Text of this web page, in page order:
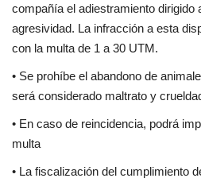
compañía el adiestramiento
agresividad. La infracción a esta
con la multa de 1 a 30 UTM.
• Se prohíbe el abandono de
será considerado maltrato y
• En caso de reincidencia, podrá
multa
• La fiscalización del cumplimiento